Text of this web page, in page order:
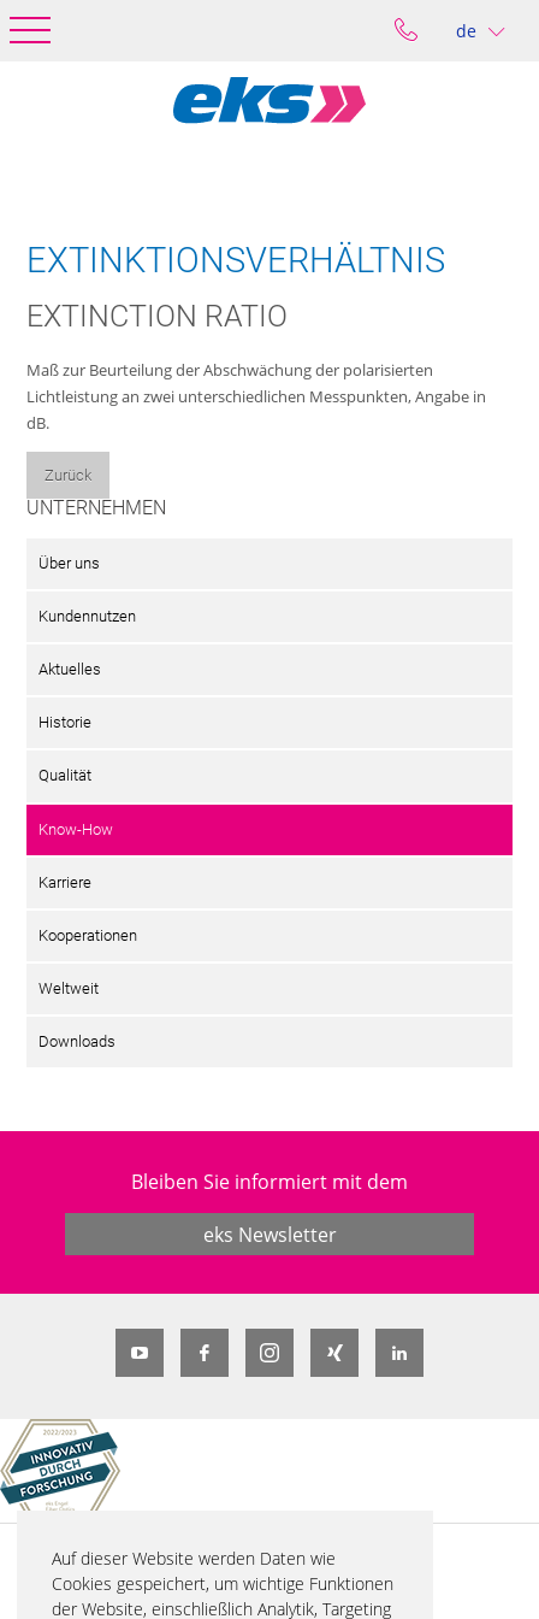
Auf dieser Website werden Daten wie
Cookies gespeichert, um wichtige Funktionen
der Website, einschließlich Analytik, Targeting
de
EXTINKTIONSVERHÄLTNIS
EXTINCTION RATIO
Maß zur Beurteilung der Abschwächung der polarisierten
Lichtleistung an zwei unterschiedlichen Messpunkten, Angabe in
dB.
Zurück
UNTERNEHMEN
Über uns
Kundennutzen
Aktuelles
Historie
Qualität
Know-How
Karriere
Kooperationen
Weltweit
Downloads
Bleiben Sie informiert mit dem
eks Newsletter
© 2026 eks Engel FOS GmbH & Co. KG
Schützenstraße 2